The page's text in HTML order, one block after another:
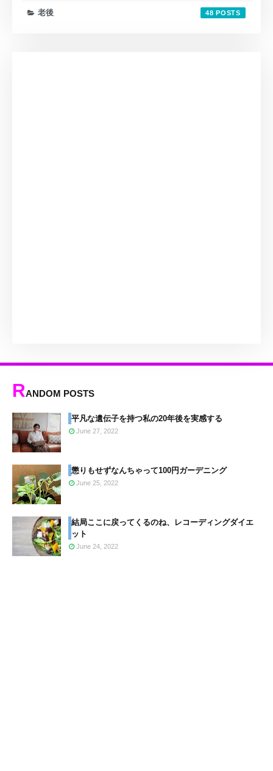
老後 48
RANDOM POSTS
平凡な遺伝子を持つ私の20年後を実感する
June 27, 2022
懲りもせずなんちゃって100円ガーデニング
June 25, 2022
結局ここに戻ってくるのね、レコーディングダイエ
ット
June 24, 2022